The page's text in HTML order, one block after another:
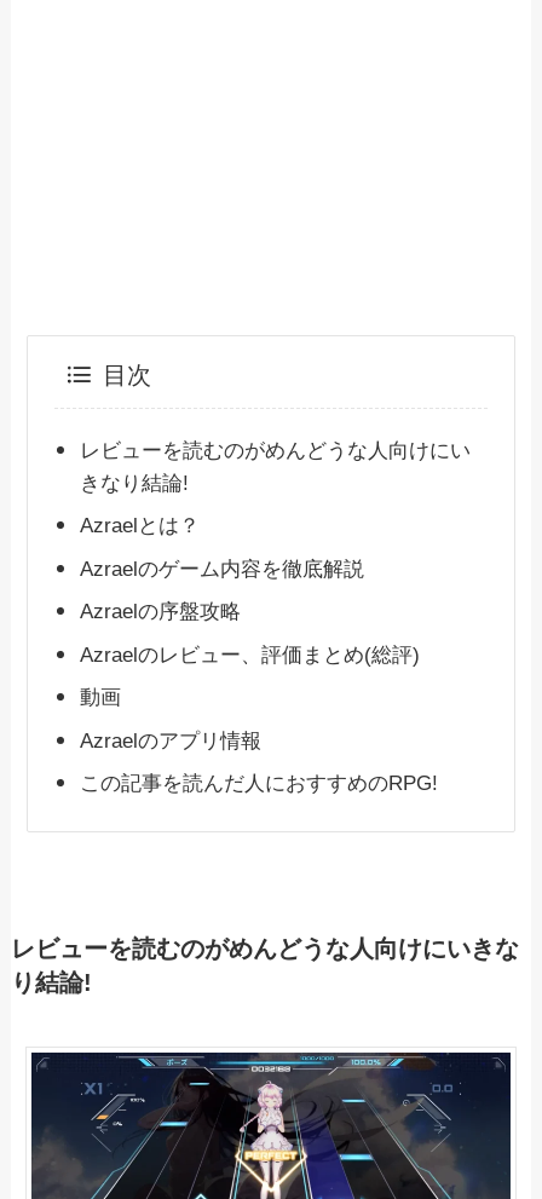
目次
レビューを読むのがめんどうな人向けにい
きなり結論!
Azraelとは？
Azraelのゲーム内容を徹底解説
Azraelの序盤攻略
Azraelのレビュー、評価まとめ(総評)
動画
Azraelのアプリ情報
この記事を読んだ人におすすめのRPG!
レビューを読むのがめんどうな人向けにいきな
り結論!